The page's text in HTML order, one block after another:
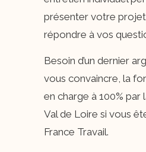
présenter votre
répondre à vos
Besoin d’un dernier
vous convaincre, la
en charge à 100% par
Val de Loire si vous
France Travail.